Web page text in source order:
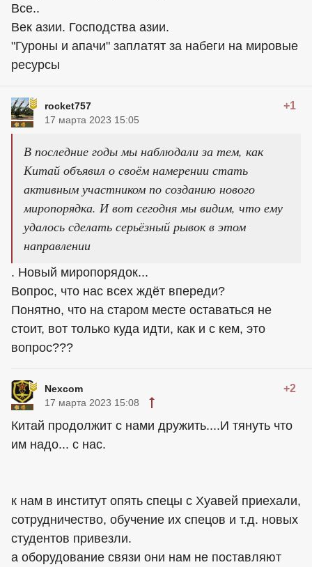
Все..
Век азии. Господства азии.
"Гуроны и апачи" заплатят за набеги на мировые
ресурсы
rocket757 +1
17 марта 2023 15:05
В последние годы мы наблюдали за тем, как
Китай объявил о своём намерении стать
активным участником по созданию нового
миропорядка. И вот сегодня мы видим, что ему
удалось сделать серьёзный рывок в этом
направлении
. Новый миропорядок...
Вопрос, что нас всех ждёт впереди?
Понятно, что на старом месте оставаться не
стоит, вот только куда идти, как и с кем, это
вопрос???
Nexcom +2
17 марта 2023 15:08
Китай продолжит с нами дружить....И тянуть что
им надо... с нас.
к нам в институт опять спецы с Хуавей приехали,
сотрудничество, обучение их спецов и т.д. новых
студентов привезли.
а оборудование связи они нам не поставляют